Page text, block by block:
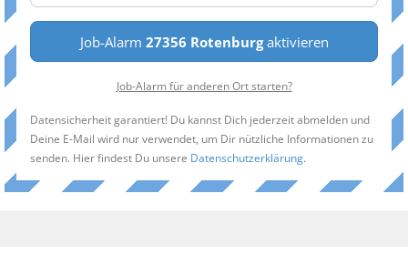
Job-Alarm 27356 Rotenburgaktivieren
Job-Alarm für anderen Ort starten?
Datensicherheit garantiert! Du kannst Dich jederzeit abmelden und
Deine E-Mail wird nur verwendet, um Dir nützliche Informationen zu
senden. Hier findest Du unsere Datenschutzerklärung.